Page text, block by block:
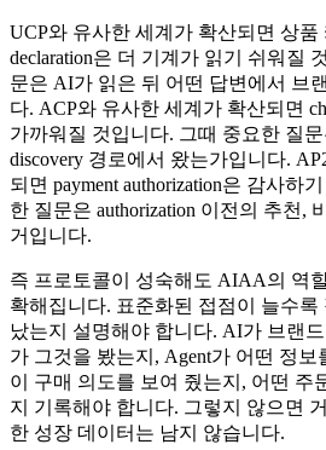
UCP와 유사한 세계가 확산되면 상품
declaration은 더 기계가 읽기 쉬워질
문은 AI가 읽은 뒤 어떤 답변에서 브
다. ACP와 유사한 세계가 확산되면
가까워질 것입니다. 그때 중요한 질
discovery 경로에서 왔는가입니다.
되면 payment authorization은 감사하
한 질문은 authorization 이전의 추천,
거입니다.
즉 프로토콜이 성숙해도 AIAA의 역
확해집니다. 표준화된 접점이 늘수록
났는지 설명해야 합니다. AI가 브랜
가 그것을 봤는지, Agent가 어떤 정
이 구매 의도를 보여 줬는지, 어떤 주
지 기록해야 합니다. 그렇지 않으면
한 성장 데이터는 남지 않습니다.